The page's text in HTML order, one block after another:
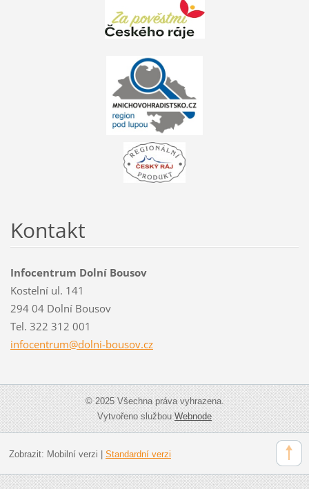
Kontakt
Infocentrum Dolní Bousov
Kostelní ul. 141
294 04 Dolní Bousov
Tel. 322 312 001
infocentrum@dolni-bousov.cz
© 2025 Všechna práva vyhrazena.
Vytvořeno službouWebnode
Zobrazit: Mobilní verzi Standardní verzi